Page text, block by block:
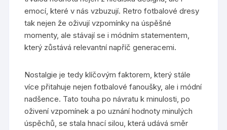
emocí, které v nás vzbuzují. Retro fotbalové dresy
tak nejen že oživují vzpomínky na úspěšné
momenty, ale stávají se i módním statementem,
který zůstává relevantní napříč generacemi.
Nostalgie je tedy klíčovým faktorem, který stále
více přitahuje nejen fotbalové fanoušky, ale i módní
nadšence. Tato touha po návratu k minulosti, po
oživení vzpomínek a po uznání hodnoty minulých
úspěchů, se stala hnací silou, která udává směr